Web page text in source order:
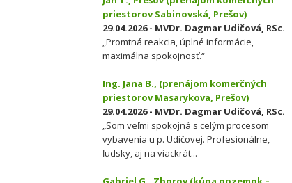
priestorov Sabinovská, Prešov)
29.04.2026 - MVDr. Dagmar Udičová, RSc.
„Promtná reakcia, úplné informácie,
maximálna spokojnosť.“
Ing. Jana B., (prenájom komerčných
priestorov Masarykova, Prešov)
29.04.2026 - MVDr. Dagmar Udičová, RSc.
„Som veľmi spokojná s celým procesom
vybavenia u p. Udičovej. Profesionálne,
ľudsky, aj na viackrát...